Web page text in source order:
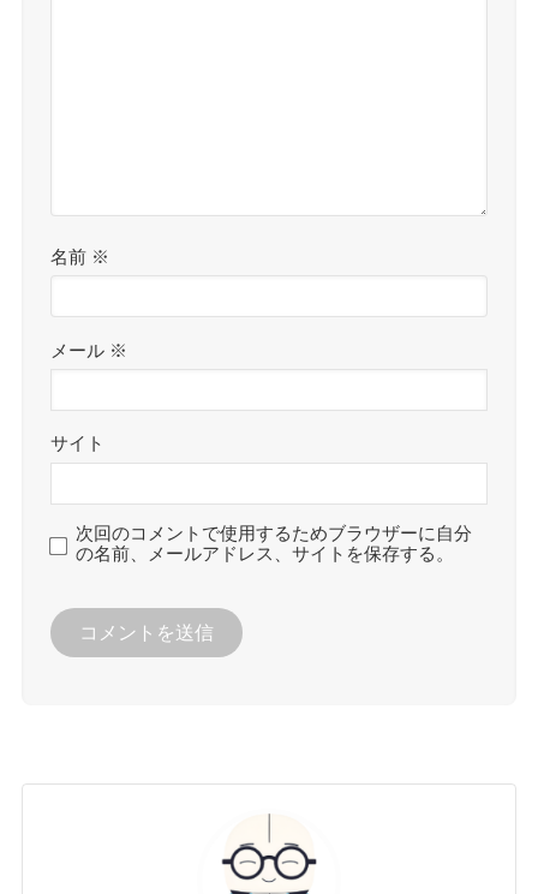
名前 ※
メール ※
サイト
次回のコメントで使用するためブラウザーに自分
の名前、メールアドレス、サイトを保存する。